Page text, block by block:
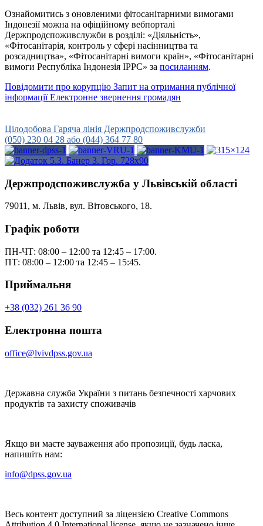
Ознайомитись з оновленими фітосанітарними вимогами
Індонезії можна на офіційному вебпорталі
Держпродспоживслужби в розділі: «Діяльність»,
«Фітосанітарія, контроль у сфері насінництва та
розсадництва», «Фітосанітарні вимоги країн», «Фітосанітарні
вимоги Республіка Індонезія IPPC» за посиланням.
Повідомити про корупцію Запит на отримання публічної
інформаціїЕлектронне звернення громадян
Цілодобова Гаряча лінія Держпродспоживслужби
(050) 230 04 28 або (044) 364 77 80
Держпродспоживслужба у Львівській області
79011, м. Львів, вул. Вітовського, 18.
Графік роботи
ПН-ЧТ: 08:00 – 12:00 та 12:45 – 17:00.
ПТ: 08:00 – 12:00 та 12:45 – 15:45.
Приймальня
+38 (032) 261 36 90
Електронна пошта
office@lvivdpss.gov.ua
Державна служба України з питань безпечності харчових
продуктів та захисту споживачів
Якщо ви маєте зауваження або пропозиції, будь ласка,
напишіть нам:
info@dpss.gov.ua
Весь контент доступний за ліцензією Creative Commons